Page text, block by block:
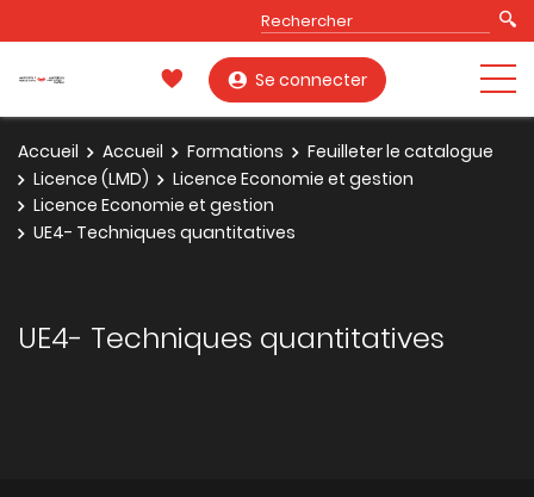
Se connecter
Accueil Accueil Formations
Feuilleter le catalogue
Licence (LMD)
Licence Economie et gestion
Licence Economie et gestion
UE4- Techniques quantitatives
UE4- Techniques quantitatives